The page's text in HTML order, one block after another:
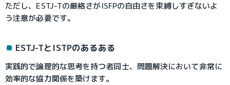
ただし、ESTJ-Tの厳格さがISFPの自由さを束縛しすぎないよ
う注意が必要です。
ESTJ-TとISTPのあるある
実践的で論理的な思考を持つ者同士、問題解決において非常に
効率的な協力関係を築けます。